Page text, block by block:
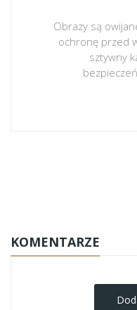
Obrazy są
ochronę przed
sztywny
KOMENTARZE